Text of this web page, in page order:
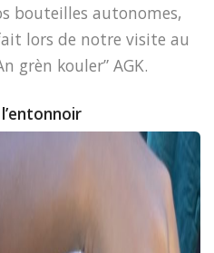
bouteilles autonomes,
lors de notre visite au
grèn kouler” AGK.